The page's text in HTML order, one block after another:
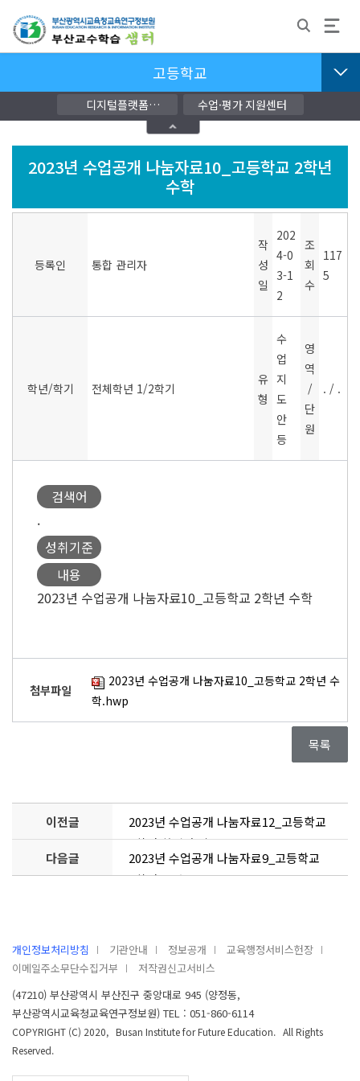
고등학교
디지털플랫폼
교단지원자료
수업·평가 지원센터
2023년 수업공개 나눔자료10_고등학교 2학년
수학
등록인 통합 관리자
작
성
일
202
4-0
3-1
2
조
회
수
117
5
학년/학기 전체학년 1/2학기
유
형
수
업
지
도
안
등
영
역
/
단
원
. / .
검색어
.
성취기준
내용
2023년 수업공개 나눔자료10_고등학교 2학년 수학
첨부파일
2023년 수업공개 나눔자료10_고등학교 2학년 수
학.hwp
목록
이전글
2023년 수업공개 나눔자료12_고등학교
2학년 화법과 작문
다음글
2023년 수업공개 나눔자료9_고등학교
1학년 국어
개인정보처리방침 기관안내 정보공개
교육행정서비스헌장
이메일주소무단수집거부
저작권신고서비스
(47210) 부산광역시 부산진구 중앙대로 945 (양정동,
부산광역시교육청교육연구정보원) TEL : 051-860-6114
COPYRIGHT (C) 2020, Busan Institute for Future Education. All Rights
Reserved.